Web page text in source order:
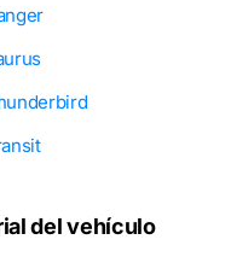
del vehículo